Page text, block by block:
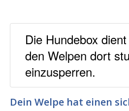
Die Hundebox
den Welpen dort
einzusperren.
Dein Welpe hat einen